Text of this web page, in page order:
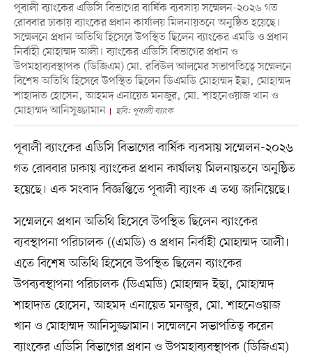
পূবালী ব্যাংকের এডিসি বিভাগের বার্ষিক ব্যবসায় সম্মেলন-২০২৬ গত
রোববার ঢাকায় ব্যাংকের প্রধান কার্যালয় মিলনায়তনে অনুষ্ঠিত হয়েছে।
সম্মেলনে প্রধান অতিথি হিসেবে উপস্থিত ছিলেন ব্যাংকের এমডি ও প্রধান
নির্বাহী মোহাম্মদ আলী। ব্যাংকের এডিসি বিভাগের প্রধান ও
উপমহাব্যবস্থাপক (ডিজিএম) মো. রবিউল আলমের সভাপতিত্বে সম্মেলনে
বিশেষ অতিথি হিসেবে উপস্থিত ছিলেন ডিএমডি মোহাম্মদ ইছা, মোহাম্মদ
শাহাদাত হোসেন, আহমদ এনায়েত মনজুর, মো. শাহনেওয়াজ খান ও
মোহাম্মদ আনিসুজ্জামান
ছবি: পূবালী ব্যাংক
পূবালী ব্যাংকের এডিসি বিভাগের বার্ষিক ব্যবসায় সম্মেলন-২০২৬
গত রোববার ঢাকায় ব্যাংকের প্রধান কার্যালয় মিলনায়তনে অনুষ্ঠিত
হয়েছে। এক সংবাদ বিজ্ঞপ্তিতে পূবালী ব্যাংক এ তথ্য জানিয়েছে।
সম্মেলনে প্রধান অতিথি হিসেবে উপস্থিত ছিলেন ব্যাংকের
ব্যবস্থাপনা পরিচালক ((এমডি) ও প্রধান নির্বাহী মোহাম্মদ আলী।
এতে বিশেষ অতিথি হিসেবে উপস্থিত ছিলেন ব্যাংকের
উপব্যবস্থাপনা পরিচালক (ডিএমডি) মোহাম্মদ ইছা, মোহাম্মদ
শাহাদাত হোসেন, আহমদ এনায়েত মনজুর, মো. শাহনেওয়াজ
খান ও মোহাম্মদ আনিসুজ্জামান। সম্মেলনে সভাপতিত্ব করেন
ব্যাংকের এডিসি বিভাগের প্রধান ও উপমহাব্যবস্থাপক (ডিজিএম)